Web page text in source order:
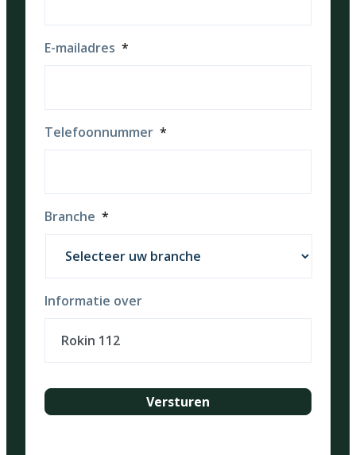
E-mailadres *
Telefoonnummer *
Branche *
Informatie over